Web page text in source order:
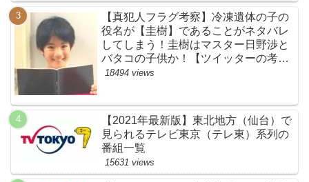
【真犯人フラグ考察】冷凍遺体の子の
役名が【圭樹】であることがネタバレ
してしまう！圭樹はマスター日野渉と
バタコの子供か！【ツイッターの考察
ネタバレ感想評価評判あらすじ原作犯
18494 views
【2021年最新版】東北地方（仙台）で
見られるテレビ東京（テレ東）系列の
番組一覧
15631 views